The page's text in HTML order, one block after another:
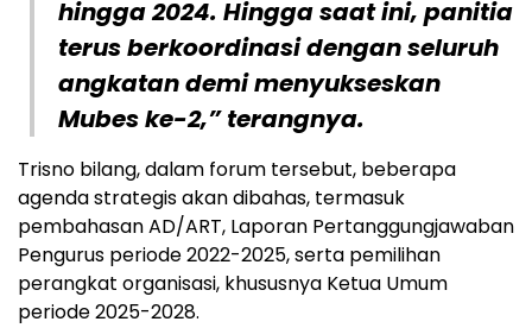
hingga 2024. Hingga saat ini, panitia
terus berkoordinasi dengan seluruh
angkatan demi menyukseskan
Mubes ke-2,” terangnya.
Trisno bilang, dalam forum tersebut, beberapa
agenda strategis akan dibahas, termasuk
pembahasan AD/ART, Laporan Pertanggungjawaban
Pengurus periode 2022-2025, serta pemilihan
perangkat organisasi, khususnya Ketua Umum
periode 2025-2028.